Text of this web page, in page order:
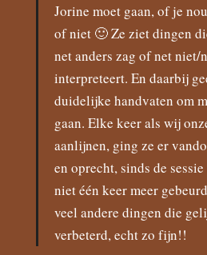
Jorine moet gaan, of je
of niet 🙂 Ze ziet dingen
net anders zag of net niet/
interpreteert. En daarbij
duidelijke handvaten om
gaan. Elke keer als wij
aanlijnen, ging ze er
en oprecht, sinds de
niet één keer meer
veel andere dingen die
verbeterd, echt zo fijn!!